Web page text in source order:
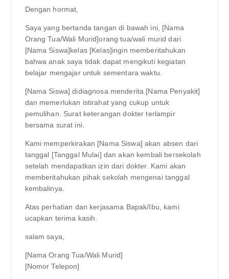
Dengan hormat,
Saya yang bertanda tangan di bawah ini, [Nama
Orang Tua/Wali Murid]orang tua/wali murid dari
[Nama Siswa]kelas [Kelas]ingin memberitahukan
bahwa anak saya tidak dapat mengikuti kegiatan
belajar mengajar untuk sementara waktu.
[Nama Siswa] didiagnosa menderita [Nama Penyakit]
dan memerlukan istirahat yang cukup untuk
pemulihan. Surat keterangan dokter terlampir
bersama surat ini.
Kami memperkirakan [Nama Siswa] akan absen dari
tanggal [Tanggal Mulai] dan akan kembali bersekolah
setelah mendapatkan izin dari dokter. Kami akan
memberitahukan pihak sekolah mengenai tanggal
kembalinya.
Atas perhatian dan kerjasama Bapak/Ibu, kami
ucapkan terima kasih.
salam saya,
[Nama Orang Tua/Wali Murid]
[Nomor Telepon]